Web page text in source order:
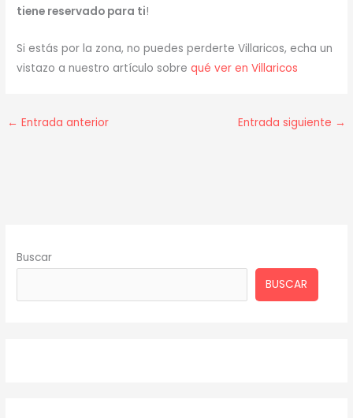
tiene reservado para ti!
Si estás por la zona, no puedes perderte Villaricos, echa un
vistazo a nuestro artículo sobrequé ver en Villaricos
← Entrada anterior Entrada siguiente →
Buscar
BUSCAR